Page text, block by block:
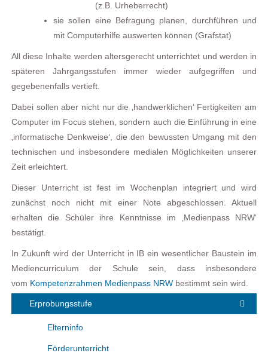
(z.B. Urheberrecht)
sie sollen eine Befragung planen, durchführen und
mit Computerhilfe auswerten können (Grafstat)
All diese Inhalte werden altersgerecht unterrichtet und werden in
späteren Jahrgangsstufen immer wieder aufgegriffen und
gegebenenfalls vertieft.
Dabei sollen aber nicht nur die ‚handwerklichen‘ Fertigkeiten am
Computer im Focus stehen, sondern auch die Einführung in eine
‚informatische Denkweise‘, die den bewussten Umgang mit den
technischen und insbesondere medialen Möglichkeiten unserer
Zeit erleichtert.
Dieser Unterricht ist fest im Wochenplan integriert und wird
zunächst noch nicht mit einer Note abgeschlossen. Aktuell
erhalten die Schüler ihre Kenntnisse im ‚Medienpass NRW‘
bestätigt.
In Zukunft wird der Unterricht in IB ein wesentlicher Baustein im
Mediencurriculum der Schule sein, dass insbesondere
vom Kompetenzrahmen Medienpass NRWbestimmt sein wird.
Erprobungsstufe
Elterninfo
Förderunterricht